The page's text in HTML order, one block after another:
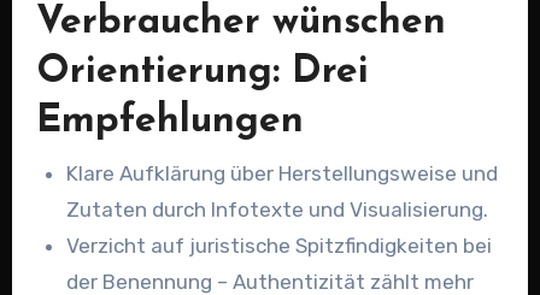
Verbraucher wünschen
Orientierung: Drei
Empfehlungen
Klare Aufklärung über Herstellungsweise und
Zutaten durch Infotexte und Visualisierung.
Verzicht auf juristische Spitzfindigkeiten bei
der Benennung – Authentizität zählt mehr